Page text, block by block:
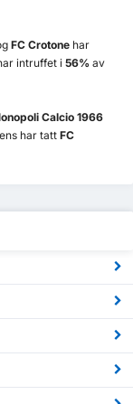
FC Crotone har
intruffet i 56% av
Calcio 1966
har tatt FC